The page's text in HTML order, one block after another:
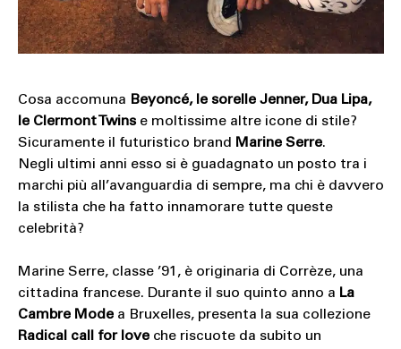
Cosa accomuna Beyoncé, le sorelle Jenner, Dua Lipa,
le Clermont Twinse moltissime altre icone di stile?
Sicuramente il futuristico brand
Marine Serre.
Negli ultimi anni esso si è guadagnato un posto tra i
marchi più all’avanguardia di sempre, ma chi è davvero
la stilista che ha fatto innamorare tutte queste
celebrità?
Marine Serre, classe ’91, è originaria di Corrèze, una
cittadina francese. Durante il suo quinto anno a La
Cambre Modea Bruxelles, presenta la sua collezione
Radical call for loveche riscuote da subito un